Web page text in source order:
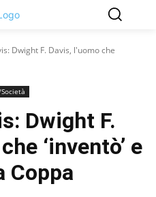
Dwight F. Davis, l'uomo che
Dwight F.
‘inventò’ e
Coppa